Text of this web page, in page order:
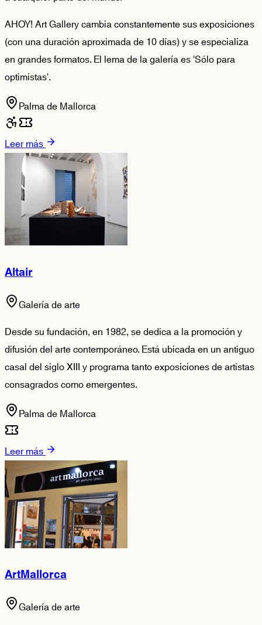
AHOY! Art Gallery cambia constantemente sus exposiciones
(con una duración aproximada de 10 días) y se especializa
en grandes formatos. El lema de la galería es 'Sólo para
optimistas'.
Palma de Mallorca
Leer más
Altair
Galería de arte
Desde su fundación, en 1982, se dedica a la promoción y
difusión del arte contemporáneo. Está ubicada en un antiguo
casal del siglo XIII y programa tanto exposiciones de artistas
consagrados como emergentes.
Palma de Mallorca
Leer más
ArtMallorca
Galería de arte